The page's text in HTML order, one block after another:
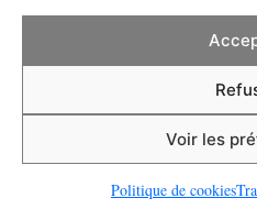
Voir les
Politique de cookies
Acheter
Mentions légales